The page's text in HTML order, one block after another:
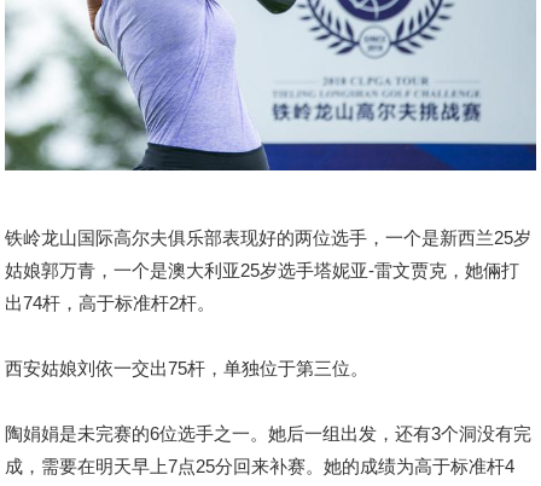
铁岭龙山国际高尔夫俱乐部表现好的两位选手，一个是新西兰25岁
姑娘郭万青，一个是澳大利亚25岁选手塔妮亚-雷文贾克，她倆打
出74杆，高于标准杆2杆。
西安姑娘刘依一交出75杆，单独位于第三位。
陶娟娟是未完赛的6位选手之一。她后一组出发，还有3个洞没有完
成，需要在明天早上7点25分回来补赛。她的成绩为高于标准杆4